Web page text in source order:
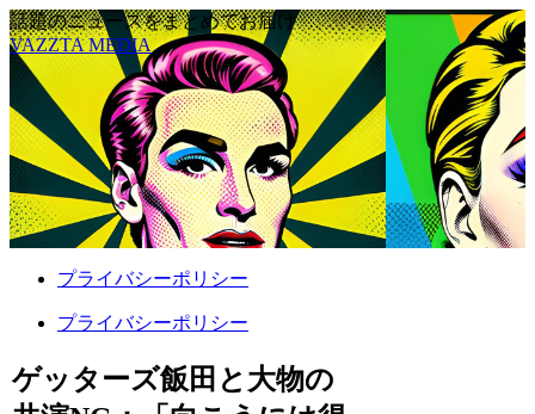
話題のニュースをまとめてお届け
VAZZTA MEDIA
プライバシーポリシー
プライバシーポリシー
ゲッターズ飯田と大物の